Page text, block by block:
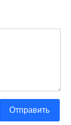
Отправить